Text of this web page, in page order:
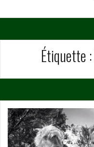
Étiquette :